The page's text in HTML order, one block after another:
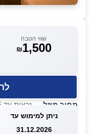
שווי הטבה
₪1,500
מחיר מוזל — זכאות עד 5 שוברים לחודש קלנדרי
ניתן למימוש עד
31.12.2026